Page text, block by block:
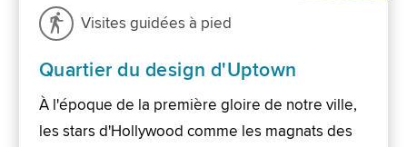
Visites guidées à pied
Quartier du design d'Uptown
À l'époque de la première gloire de notre ville,
les stars d'Hollywood comme les magnats des